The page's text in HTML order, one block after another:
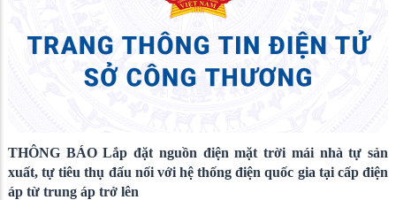
THÔNG BÁO Lắp đặt nguồn điện mặt trời mái nhà tự sản
xuất, tự tiêu thụ đấu nối với hệ thống điện quốc gia tại cấp điện
áp từ trung áp trở lên